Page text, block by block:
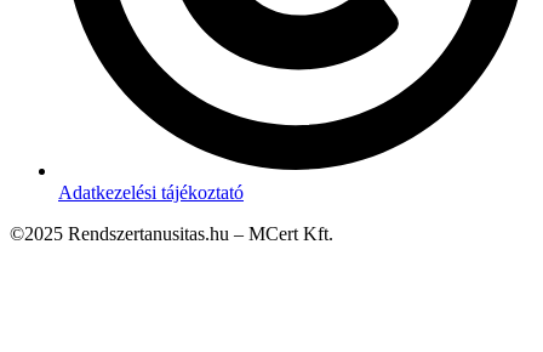
Adatkezelési tájékoztató
©2025 Rendszertanusitas.hu – MCert Kft.